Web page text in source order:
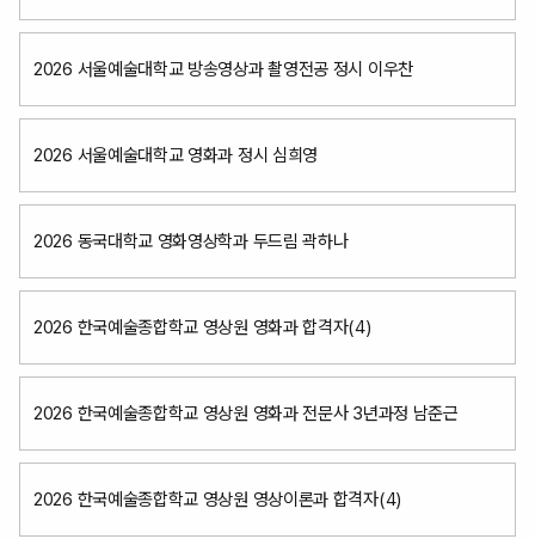
2026 서울예술대학교 방송영상과 촬영전공 정시 이우찬
2026 서울예술대학교 영화과 정시 심희영
2026 동국대학교 영화영상학과 두드림 곽하나
2026 한국예술종합학교 영상원 영화과 합격자(4)
2026 한국예술종합학교 영상원 영화과 전문사 3년과정 남준근
2026 한국예술종합학교 영상원 영상이론과 합격자(4)